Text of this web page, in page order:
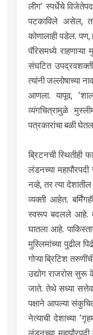
लीग‌’ स्पर्धेचे
पटकाविले असेल,
कोणालाही पडेल. पण,
पॅरिसमध्ये राहणाऱ्या
संघटित उपद्रवशक्ती
त्यांनी जल्लोषाच्या
आणला. यापूव, ‌‘शाल
व्यंगचित्रामुळे
पत्रकारांचा बळी
ब्रिटनची स्थितीही
लंडनच्या
नव्हे, तर त्या
व्यक्ती आहेत.
स्वरूप बदलले आहे.
घातला आहे.
मुस्लिमांच्या पुढील
गोऱ्या ब्रिटिश
उद्योग राजरोस सुरू
जाते. तेथे सध्या
पक्षाने आपल्या
नेत्याची देशाच्या
लंडनच्या